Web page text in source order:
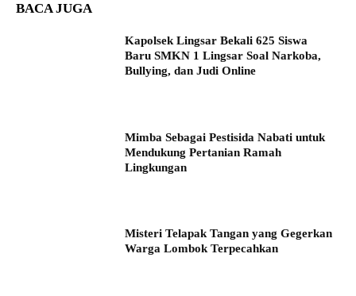
BACA JUGA
Kapolsek Lingsar Bekali 625 Siswa
Baru SMKN 1 Lingsar Soal Narkoba,
Bullying, dan Judi Online
Mimba Sebagai Pestisida Nabati untuk
Mendukung Pertanian Ramah
Lingkungan
Misteri Telapak Tangan yang Gegerkan
Warga Lombok Terpecahkan